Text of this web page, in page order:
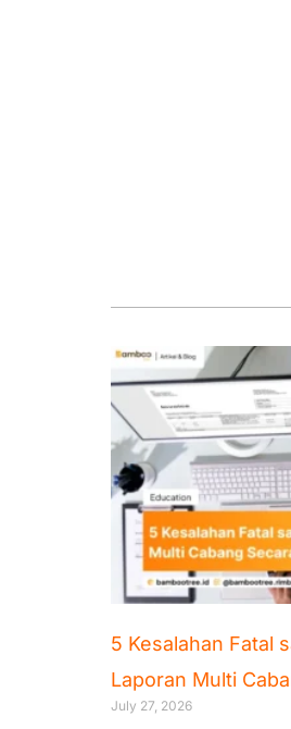
5 Kesalahan Fatal
Laporan Multi
July 27, 2026